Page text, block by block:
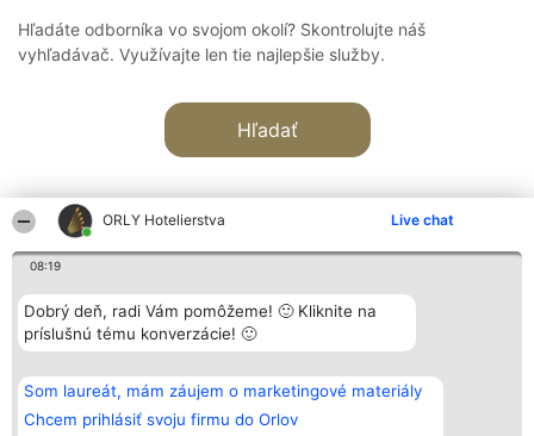
ORLY Hotelierstva Live chat
08:19
Dobrý deň, radi Vám pomôžeme! 🙂 Kliknite na
príslušnú tému konverzácie! 🙂
Som laureát, mám záujem o marketingové materiály
Chcem prihlásiť svoju firmu do Orlov
Hľadáte odborníka vo svojom okolí? Skontrolujte náš
vyhľadávač. Využívajte len tie najlepšie služby.
Hľadať
Organizátor hodnotenia
Bright Side Solutions sp. z o.
o. sp. k.
Wrocław 50-079
KRS 0000749100 | Regon
381313360 | NIP 8943132676
+48 508 492 400
Hodnotenie
Laureáti
Lista
Laureatów
Podmienky
Obchodné
podmienky
Kontakt
Kontakt